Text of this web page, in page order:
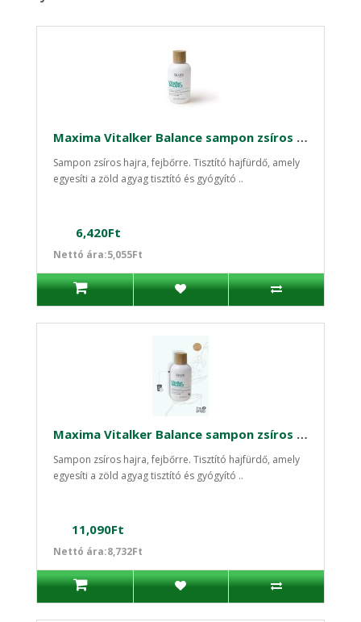
Maxima Vitalker Balance sampon zsíros hajra fejbőrre 250ml
Sampon zsíros hajra, fejbőrre. Tisztító hajfürdő, amely
egyesíti a zöld agyag tisztító és gyógyító ..
6,420Ft
Nettó ára:5,055Ft
Maxima Vitalker Balance sampon zsíros hajra fejbőrre 1000ml
Sampon zsíros hajra, fejbőrre. Tisztító hajfürdő, amely
egyesíti a zöld agyag tisztító és gyógyító ..
11,090Ft
Nettó ára:8,732Ft